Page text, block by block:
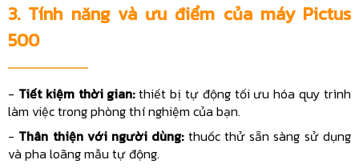
3. Tính năng và ưu điểm của máy Pictus
500
- Tiết kiệm thời gian:thiết bị tự động tối ưu hóa quy trình
làm việc trong phòng thí nghiệm của bạn.
- Thân thiện với người dùng:thuốc thử sẵn sàng sử dụng
và pha loãng mẫu tự động.